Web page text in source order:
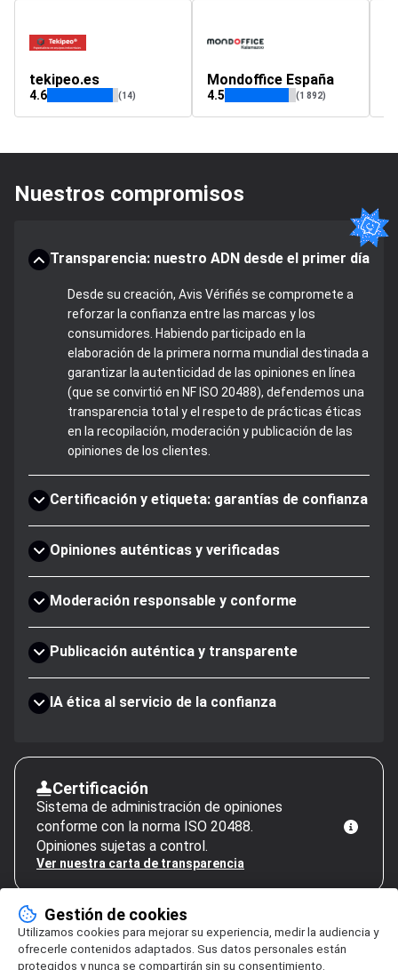
tekipeo.es
4.6 (14)
Mondoffice España
4.5 (1 892)
Nuestros compromisos
Transparencia: nuestro ADN desde el primer día
Desde su creación, Avis Vérifiés se compromete a
reforzar la confianza entre las marcas y los
consumidores. Habiendo participado en la
elaboración de la primera norma mundial destinada a
garantizar la autenticidad de las opiniones en línea
(que se convirtió en NF ISO 20488), defendemos una
transparencia total y el respeto de prácticas éticas
en la recopilación, moderación y publicación de las
opiniones de los clientes.
Certificación y etiqueta: garantías de confianza
Opiniones auténticas y verificadas
Moderación responsable y conforme
Publicación auténtica y transparente
IA ética al servicio de la confianza
Certificación
Sistema de administración de opiniones
conforme con la norma ISO 20488.
Opiniones sujetas a control.
Ver nuestra carta de transparencia
Gestión de cookies
Utilizamos cookies para mejorar su experiencia, medir la audiencia y
ofrecerle contenidos adaptados. Sus datos personales están
protegidos y nunca se compartirán sin su consentimiento.